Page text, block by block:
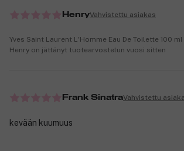
HenryVahvistettu asiakas
Yves Saint Laurent L'Homme Eau De Toilette 100 ml
Henry on jättänyt tuotearvostelun vuosi sitten
Frank SinatraVahvistettu
kevään kuumuus